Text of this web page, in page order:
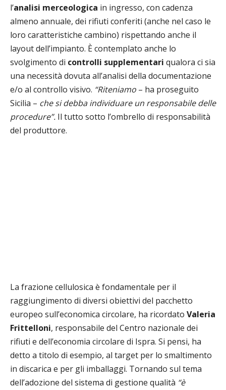
l’analisi merceologica in ingresso, con cadenza
almeno annuale, dei rifiuti conferiti (anche nel caso le
loro caratteristiche cambino) rispettando anche il
layout dell’impianto. È contemplato anche lo
svolgimento di controlli supplementari qualora ci sia
una necessità dovuta all’analisi della documentazione
e/o al controllo visivo. “Riteniamo – ha proseguito
Sicilia – che si debba individuare un responsabile delle
procedure”. Il tutto sotto l’ombrello di responsabilità
del produttore.
La frazione cellulosica è fondamentale per il
raggiungimento di diversi obiettivi del pacchetto
europeo sull’economica circolare, ha ricordato Valeria
Frittelloni, responsabile del Centro nazionale dei
rifiuti e dell’economia circolare di Ispra. Si pensi, ha
detto a titolo di esempio, al target per lo smaltimento
in discarica e per gli imballaggi. Tornando sul tema
dell’adozione del sistema di gestione qualità “è